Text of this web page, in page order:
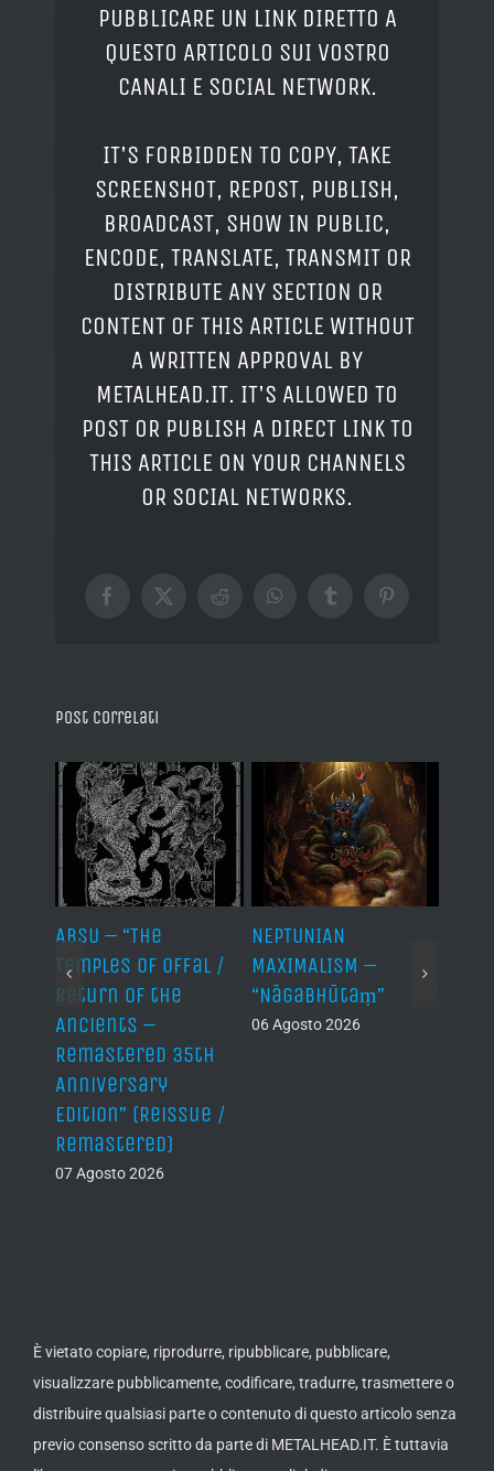
PUBBLICARE UN LINK DIRETTO A
QUESTO ARTICOLO SUI VOSTRO
CANALI E SOCIAL NETWORK.
IT'S FORBIDDEN TO COPY, TAKE
SCREENSHOT, REPOST, PUBLISH,
BROADCAST, SHOW IN PUBLIC,
ENCODE, TRANSLATE, TRANSMIT OR
DISTRIBUTE ANY SECTION OR
CONTENT OF THIS ARTICLE WITHOUT
A WRITTEN APPROVAL BY
METALHEAD.IT. IT'S ALLOWED TO
POST OR PUBLISH A DIRECT LINK TO
THIS ARTICLE ON YOUR CHANNELS
OR SOCIAL NETWORKS.
Facebook
X RedditWhatsAppTumblrPinterest
Post correlati
ABSU – “The
Temples of Offal /
Return of the
Ancients –
Remastered 35th
Anniversary
Edition” (Reissue /
Remastered)
07 Agosto 2026
NEPTUNIAN
MAXIMALISM –
“Nāgabhūtaṃ”
06 Agosto 2026
È vietato copiare, riprodurre, ripubblicare, pubblicare,
visualizzare pubblicamente, codificare, tradurre, trasmettere o
distribuire qualsiasi parte o contenuto di questo articolo senza
previo consenso scritto da parte di METALHEAD.IT. È tuttavia